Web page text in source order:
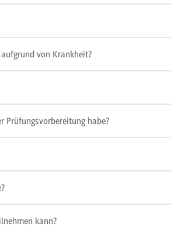
von Krankheit?
Prüfungsvorbereitung habe?
kann?